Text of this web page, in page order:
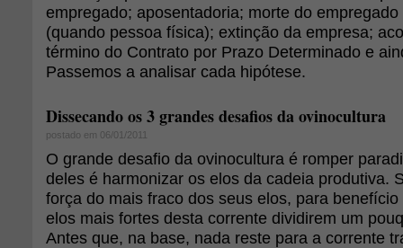
empregado; aposentadoria; morte do
(quando pessoa física); extinção da empresa;
término do Contrato por Prazo Determinado e
Passemos a analisar cada hipótese.
Dissecando os 3 grandes desafios da ovinocultura
postado em 06/01/2011
O grande desafio da ovinocultura é romper
deles é harmonizar os elos da cadeia produtiva.
força do mais fraco dos seus elos, para
elos mais fortes desta corrente dividirem um
Antes que, na base, nada reste para a corrente